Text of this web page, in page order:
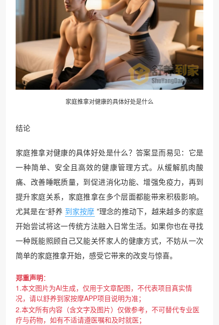
家庭推拿对健康的具体好处是什么
结论
家庭推拿对健康的具体好处是什么？答案显而易见：它是
一种简单、安全且高效的健康管理方式。从缓解肌肉酸
痛、改善睡眠质量，到促进消化功能、增强免疫力，再到
提升家庭关系，家庭推拿在多个层面都能带来积极影响。
尤其是在“舒养 到家按摩 ”理念的推动下，越来越多的家庭
开始尝试将这一传统方法融入日常生活。如果你也在寻找
一种既能照顾自己又能关怀家人的健康方式，不妨从一次
简单的家庭推拿开始，感受它带来的改变与惊喜。
郑重声明：
1.本文图片为AI生成，仅用于文章配图，不代表项目真实情
况，请以舒养到家按摩APP项目说明为准；
2.本文所有内容（含文字及图片）仅做参考，不可替代专业医
疗与药物，如有不适请遵医嘱和及时就医；